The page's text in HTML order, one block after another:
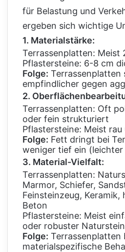
für Belastung und
ergeben sich wichtige
1. Materialstärke:
Terrassenplatten: Meist
Pflastersteine: 6-8 cm
Folge: Terrassenplatten
empfindlicher gegen
2.
Terrassenplatten: Oft
oder fein strukturiert
Pflastersteine: Meist
Folge: Fett dringt bei
weniger tief ein (leichter
3. Material-Vielfalt:
Terrassenplatten:
Marmor, Schiefer,
Feinsteinzeug,
Beton
Pflastersteine: Meist
oder robuster Naturstein
Folge: Terrassenplatten
materialspezifische